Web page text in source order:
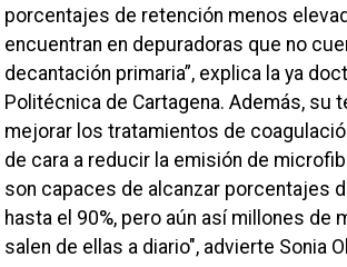
porcentajes de retención menos
encuentran en depuradoras que no
decantación primaria”, explica la ya
Politécnica de Cartagena. Además, su
mejorar los tratamientos de
de cara a reducir la emisión de
son capaces de alcanzar porcentajes
hasta el 90%, pero aún así millones de
salen de ellas a diario", advierte Sonia